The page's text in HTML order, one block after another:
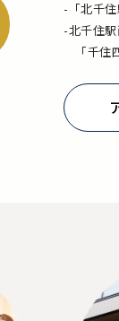
-「北千
-北千住
「千